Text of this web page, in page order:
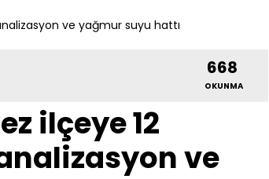
ve yağmur suyu hattı
668
OKUNMA
ilçeye 12
ve